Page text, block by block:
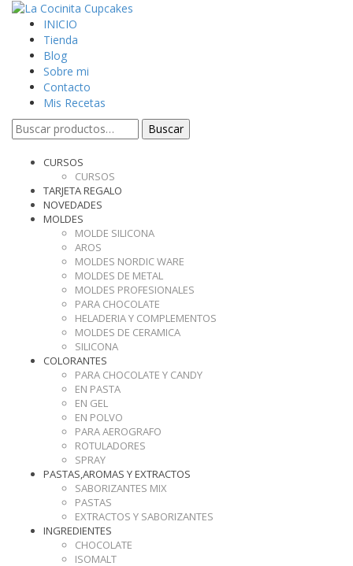
INICIO
Tienda
Blog
Sobre mi
Contacto
Mis Recetas
Buscar
por:
Buscar
CURSOS
CURSOS
TARJETA REGALO
NOVEDADES
MOLDES
MOLDE SILICONA
AROS
MOLDES NORDIC WARE
MOLDES DE METAL
MOLDES PROFESIONALES
PARA CHOCOLATE
HELADERIA Y COMPLEMENTOS
MOLDES DE CERAMICA
SILICONA
COLORANTES
PARA CHOCOLATE Y CANDY
EN PASTA
EN GEL
EN POLVO
PARA AEROGRAFO
ROTULADORES
SPRAY
PASTAS,AROMAS Y EXTRACTOS
SABORIZANTES MIX
PASTAS
EXTRACTOS Y SABORIZANTES
INGREDIENTES
CHOCOLATE
ISOMALT